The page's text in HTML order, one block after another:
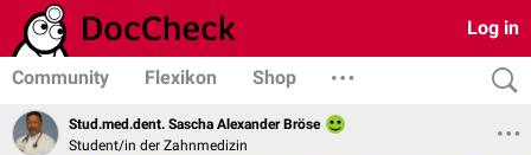
Log in
Community Flexikon Shop
Stud.med.dent. Sascha Alexander Bröse
Student/in der Zahnmedizin